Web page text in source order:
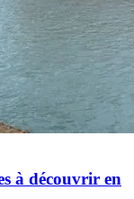
à découvrir en